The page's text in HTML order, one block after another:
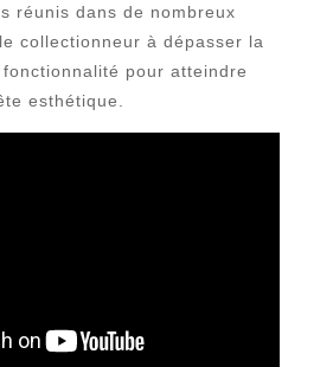
réunis dans de nombreux
collectionneur à dépasser la
pour atteindre
esthétique.